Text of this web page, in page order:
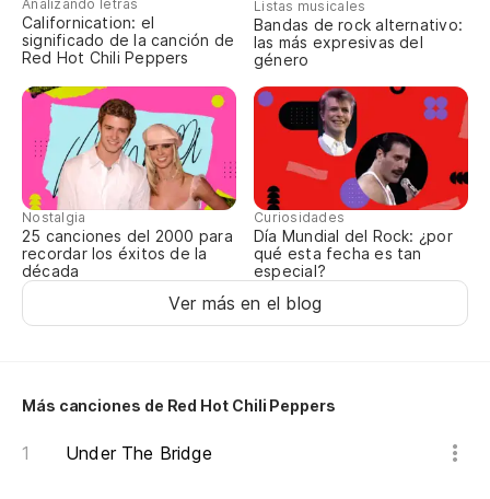
Analizando letras
Californication: el
significado de la canción de
Red Hot Chili Peppers
Listas musicales
Bandas de rock alternativo:
las más expresivas del
género
Nostalgia
25 canciones del 2000 para
recordar los éxitos de la
década
Curiosidades
Día Mundial del Rock: ¿por
qué esta fecha es tan
especial?
Ver más en el blog
Más canciones de Red Hot Chili Peppers
Under The Bridge